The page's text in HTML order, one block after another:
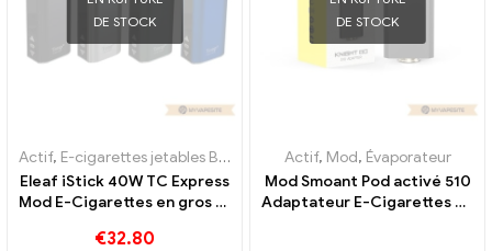
DE STOCK
Actif, E-cigarettes jetables Belgique E-cigarettes jetables Bulgarie
Eleaf iStick 40W TC Express
Mod E-Cigarettes en gros 丨
€32.80
DE STOCK
Actif, Mod, Évaporateur
Mod Smoant Pod activé 510
Adaptateur E-Cigarettes en